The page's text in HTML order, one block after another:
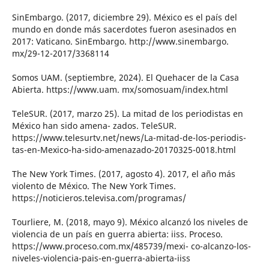
SinEmbargo. (2017, diciembre 29). México es el país del
mundo en donde más sacerdotes fueron asesinados en
2017: Vaticano. SinEmbargo. http://www.sinembargo.
mx/29-12-2017/3368114
Somos UAM. (septiembre, 2024). El Quehacer de la Casa
Abierta. https://www.uam. mx/somosuam/index.html
TeleSUR. (2017, marzo 25). La mitad de los periodistas en
México han sido amena- zados. TeleSUR.
https://www.telesurtv.net/news/La-mitad-de-los-periodis-
tas-en-Mexico-ha-sido-amenazado-20170325-0018.html
The New York Times. (2017, agosto 4). 2017, el año más
violento de México. The New York Times.
https://noticieros.televisa.com/programas/
Tourliere, M. (2018, mayo 9). México alcanzó los niveles de
violencia de un país en guerra abierta: iiss. Proceso.
https://www.proceso.com.mx/485739/mexi- co-alcanzo-los-
niveles-violencia-pais-en-guerra-abierta-iiss